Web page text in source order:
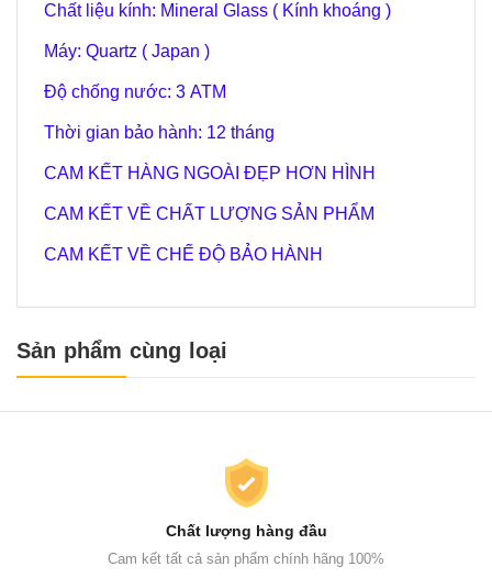
Chất liệu kính: Mineral Glass ( Kính khoáng )
Máy: Quartz ( Japan )
Độ chống nước: 3 ATM
Thời gian bảo hành: 12 tháng
CAM KẾT HÀNG NGOÀI ĐẸP HƠN HÌNH
CAM KẾT VỀ CHẤT LƯỢNG SẢN PHẨM
CAM KẾT VỀ CHẾ ĐỘ BẢO HÀNH
Sản phẩm cùng loại
Chất lượng hàng đầu
Cam kết tất cả sản phẩm chính hãng 100%